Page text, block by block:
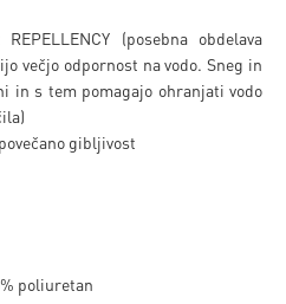
(posebna obdelava
večjo odpornost na vodo. Sneg in
in s tem pomagajo ohranjati vodo
gibljivost
poliuretan